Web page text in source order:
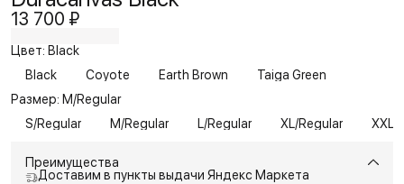
13 700 ₽
Цвет: Black
Black
Coyote Earth Brown
Taiga Green
Размер: M/Regular
S/Regular
M/Regular L/Regular XL/Regular XXL/
Преимущества
Доставим в пункты выдачи Яндекс Маркета